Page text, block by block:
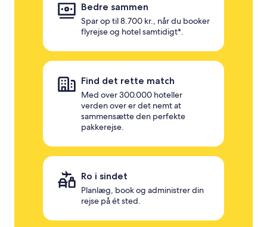
Bedre sammen
Spar op til 8.700 kr., når du booker
flyrejse og hotel samtidigt*.
Find det rette match
Med over 300.000 hoteller
verden over er det nemt at
sammensætte den perfekte
pakkerejse.
Ro i sindet
Planlæg, book og administrer din
rejse på ét sted.